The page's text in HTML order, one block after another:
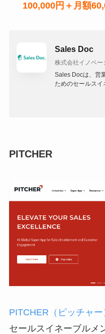
100,000円＋月額
Sales Doc
株式会社イノベー
Sales Docは、営
ためのセールスイ
のコミュニケー
PITCHER
PITCHER（ピッチャー
セールスイネーブルメ